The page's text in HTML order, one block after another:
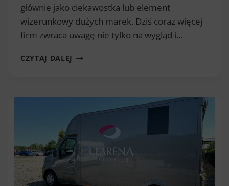
głównie jako ciekawostka lub element
wizerunkowy dużych marek. Dziś coraz więcej
firm zwraca uwagę nie tylko na wygląd i…
CZYTAJ DALEJ EKOLOGICZNA
CZY
PRZYJAZNE
ŚRODOWISKU
MATERIAŁY
SIĘ
OPŁACAJĄ?